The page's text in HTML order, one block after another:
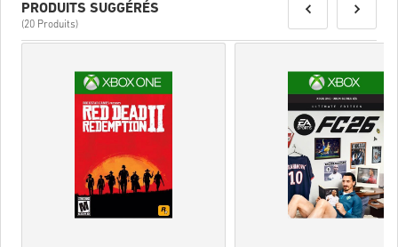
PRODUITS SUGGÉRÉS
(20 Produits)